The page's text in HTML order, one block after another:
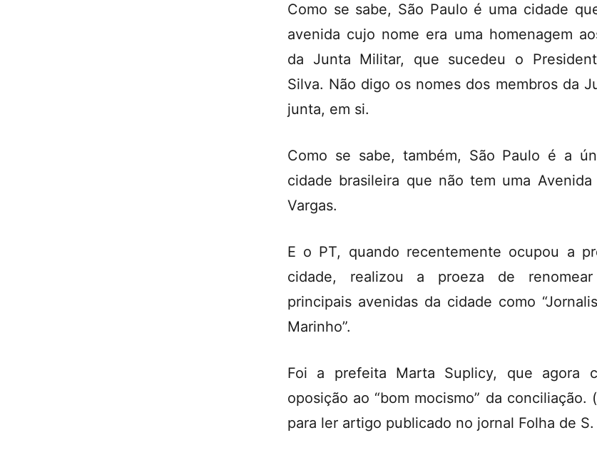
Como se sabe, São Paulo é uma cidade
avenida cujo nome era uma homenagem
da Junta Militar, que sucedeu o
Silva. Não digo os nomes dos membros da
junta, em si.
Como se sabe, também, São Paulo é a
cidade brasileira que não tem uma Avenida
Vargas.
E o PT, quando recentemente ocupou a
cidade, realizou a proeza de
principais avenidas da cidade como
Marinho”.
Foi a prefeita Marta Suplicy, que agora
oposição ao “bom mocismo” da conciliação.
para ler artigo publicado no jornal Folha de S.